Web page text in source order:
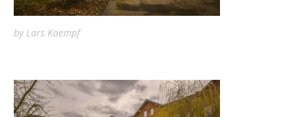
by Lars Kaempf